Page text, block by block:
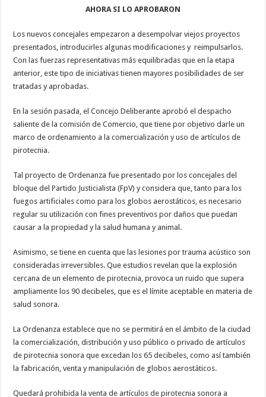
AHORA SI LO APROBARON
Los nuevos concejales empezaron a desempolvar viejos proyectos
presentados, introducirles algunas modificaciones y reimpulsarlos.
Con las fuerzas representativas más equilibradas que en la etapa
anterior, este tipo de iniciativas tienen mayores posibilidades de ser
tratadas y aprobadas.
En la sesión pasada, el Concejo Deliberante aprobó el despacho
saliente de la comisión de Comercio, que tiene por objetivo darle un
marco de ordenamiento a la comercialización y uso de artículos de
pirotecnia.
Tal proyecto de Ordenanza fue presentado por los concejales del
bloque del Partido Justicialista (FpV) y considera que, tanto para los
fuegos artificiales como para los globos aerostáticos, es necesario
regular su utilización con fines preventivos por daños que puedan
causar a la propiedad y la salud humana y animal.
Asimismo, se tiene en cuenta que las lesiones por trauma acústico son
consideradas irreversibles. Que estudios revelan que la explosión
cercana de un elemento de pirotecnia, provoca un ruido que supera
ampliamente los 90 decibeles, que es el límite aceptable en materia de
salud sonora.
La Ordenanza establece que no se permitirá en el ámbito de la ciudad
la comercialización, distribución y uso público o privado de artículos
de pirotecnia sonora que excedan los 65 decibeles, como así también
la fabricación, venta y manipulación de globos aerostáticos.
Quedará prohibida la venta de artículos de pirotecnia sonora a